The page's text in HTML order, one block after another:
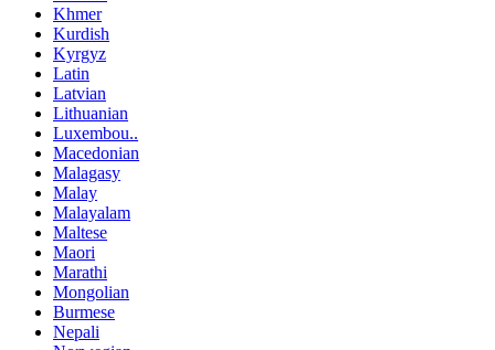
Khmer
Kurdish
Kyrgyz
Latin
Latvian
Lithuanian
Luxembou..
Macedonian
Malagasy
Malay
Malayalam
Maltese
Maori
Marathi
Mongolian
Burmese
Nepali